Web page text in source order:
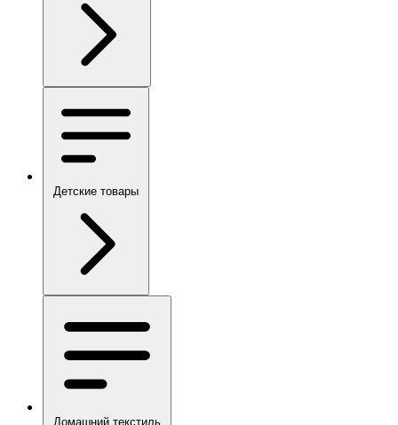
Детские товары
Домашний текстиль